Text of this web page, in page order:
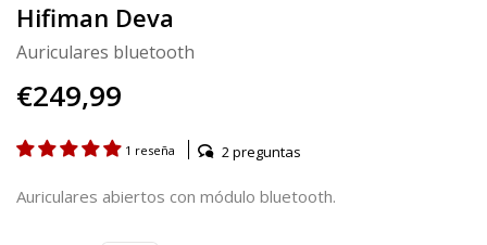
Hifiman Deva
Auriculares bluetooth
€249,99
1 reseña 2 preguntas
Auriculares abiertos con módulo bluetooth.